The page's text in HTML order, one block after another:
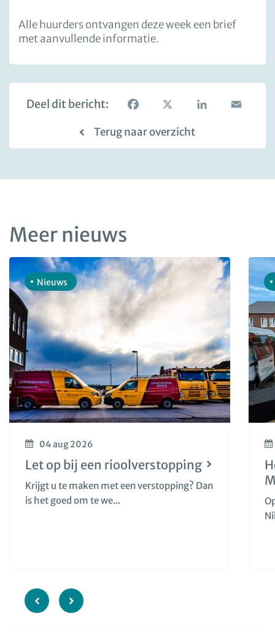
Alle huurders ontvangen deze week een brief
met aanvullende informatie.
Deel dit bericht:
Facebook
X LinkedInEmail
Terug naar overzicht
Meer nieuws
Nieuws
04 aug 2026
Let op bij een rioolverstopping
Krijgt u te maken met een verstopping? Dan
is het goed om te we...